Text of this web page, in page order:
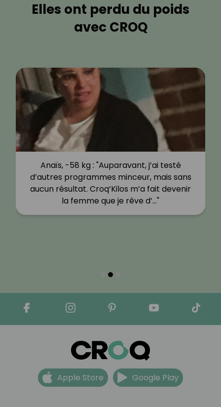
Elles ont perdu du poids
avec CROQ
Anaïs, -58 kg : "Auparavant, j’ai testé
d’autres programmes minceur, mais sans
aucun résultat. Croq’Kilos m’a fait devenir
la femme que je rêve d’…"
Apple Store Google Play